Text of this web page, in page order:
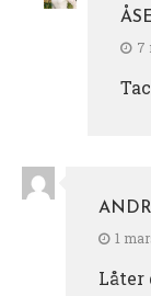
7
1
Låter